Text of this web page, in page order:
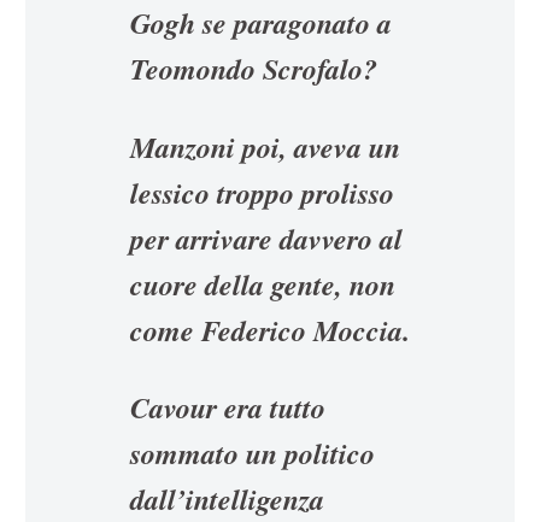
Gogh se paragonato a
Teomondo Scrofalo?
Manzoni poi, aveva un
lessico troppo prolisso
per arrivare davvero al
cuore della gente, non
come Federico Moccia.
Cavour era tutto
sommato un politico
dall’intelligenza